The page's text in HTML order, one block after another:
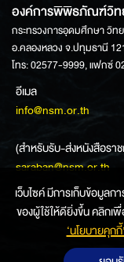
องค์การพิพิธภัณฑ์วิท
กระทรวงการอุดมศึกษา วิท
อ.คลองหลวง จ.ปทุมธานี
โทร: 02577-9999, แฟกซ์
อีเมล
info@nsm.or.th
(สำหรับรับ-ส่งหนังสือรา
saraban@nsm.or.th
เว็บไซค์ มีการเก็บข้อมูล
ของผู้ใช้ให้ดียิ่งขึ้น คลิกเ
‘นโยบายคุกกี้